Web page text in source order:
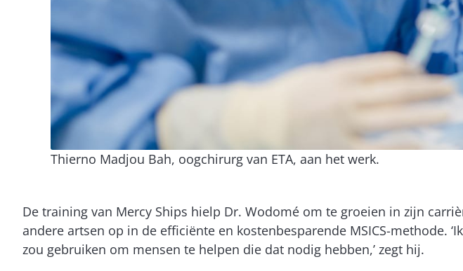
Thierno Madjou Bah, oogchirurg van ETA, aan het werk.
De training van Mercy Ships hielp Dr. Wodomé om te groeien in zijn
andere artsen op in de efficiënte en kostenbesparende MSICS-methode.
zou gebruiken om mensen te helpen die dat nodig hebben,’ zegt hij.